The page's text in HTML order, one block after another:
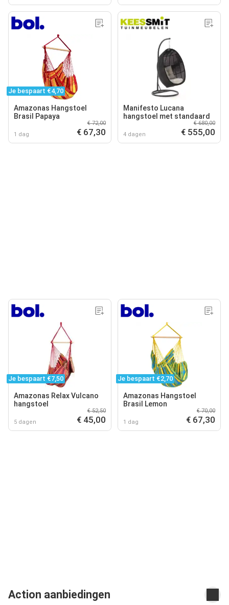
Je bespaart €4,70
Amazonas Hangstoel
Brasil Papaya
1 dag
€ 72,00
€ 67,30
Manifesto Lucana
hangstoel met standaard
4 dagen
€ 680,00
€ 555,00
Je bespaart €7,50
Amazonas Relax Vulcano
hangstoel
5 dagen
€ 52,50
€ 45,00
Je bespaart €2,70
Amazonas Hangstoel
Brasil Lemon
1 dag
€ 70,00
€ 67,30
Action aanbiedingen